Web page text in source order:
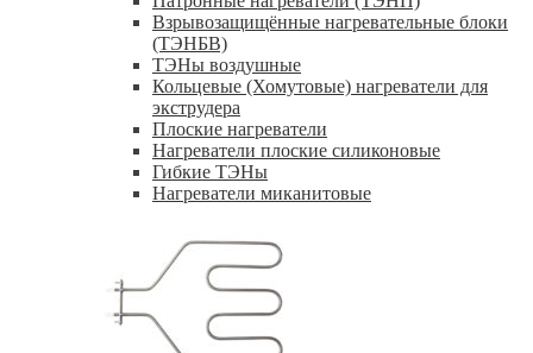
Взрывозащищённые нагревательные блоки
(ТЭНБВ)
ТЭНы воздушные
Кольцевые (Хомутовые) нагреватели для
экструдера
Плоские нагреватели
Нагреватели плоские силиконовые
Гибкие ТЭНы
Нагреватели миканитовые